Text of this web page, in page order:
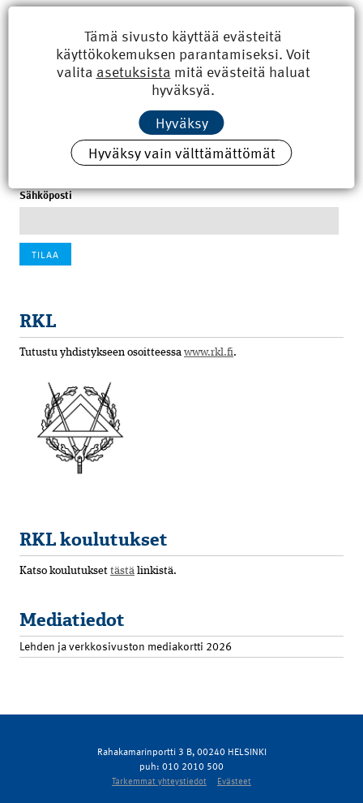
Kyberisku kiinteistötietoihin haittaisi energiarakentamista
8.6.2026 15:21
Tilaa uutiskirje
Sähköposti
RKL
Tutustu yhdistykseen osoitteessa www.rkl.fi.
RKL koulutukset
Katso koulutukset tästä linkistä.
Mediatiedot
Lehden ja verkkosivuston mediakortti 2026
Rahakamarinportti 3 B, 00240 HELSINKI
puh: 010 2010 500
Tarkemmat yhteystiedot Evästeet
Tämä sivusto käyttää evästeitä
käyttökokemuksen parantamiseksi. Voit
valita asetuksista mitä evästeitä haluat
hyväksyä.
Hyväksy
Hyväksy vain välttämättömät